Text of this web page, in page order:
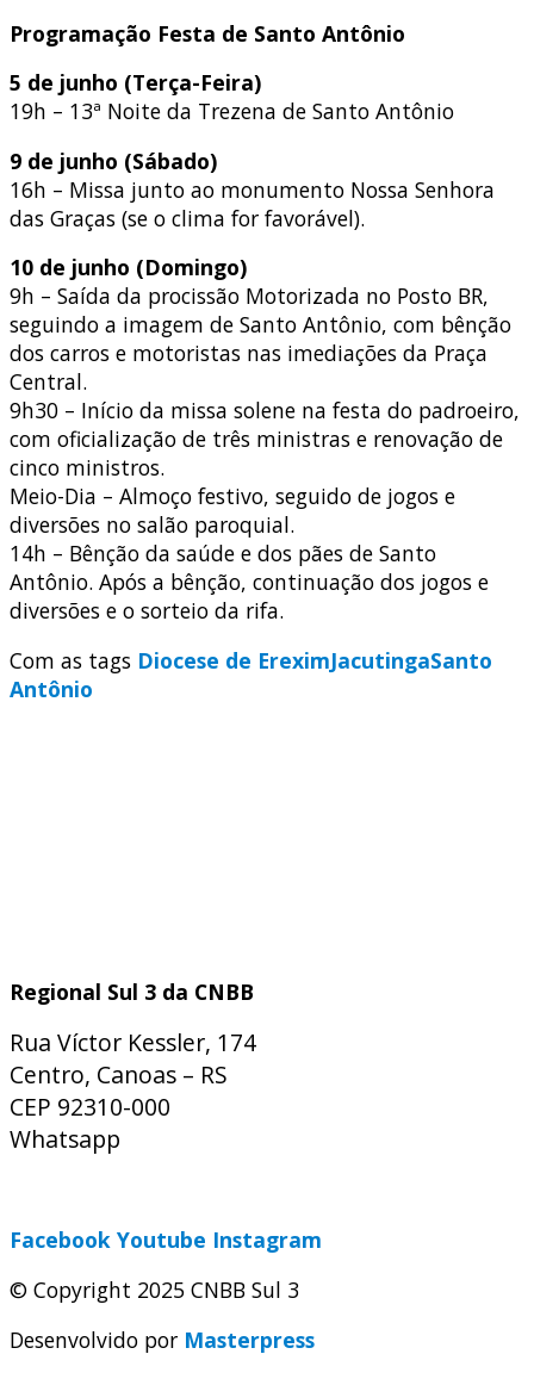
Programação Festa de Santo Antônio
5 de junho (Terça-Feira)
19h – 13ª Noite da Trezena de Santo Antônio
9 de junho (Sábado)
16h – Missa junto ao monumento Nossa Senhora
das Graças (se o clima for favorável).
10 de junho (Domingo)
9h – Saída da procissão Motorizada no Posto BR,
seguindo a imagem de Santo Antônio, com bênção
dos carros e motoristas nas imediações da Praça
Central.
9h30 – Início da missa solene na festa do padroeiro,
com oficialização de três ministras e renovação de
cinco ministros.
Meio-Dia – Almoço festivo, seguido de jogos e
diversões no salão paroquial.
14h – Bênção da saúde e dos pães de Santo
Antônio. Após a bênção, continuação dos jogos e
diversões e o sorteio da rifa.
Com as tags Diocese de EreximJacutingaSanto
Antônio
Regional Sul 3 da CNBB
Rua Víctor Kessler, 174
Centro, Canoas – RS
CEP 92310-000
Whatsapp
Facebook Youtube Instagram
© Copyright 2025 CNBB Sul 3
Desenvolvido por Masterpress